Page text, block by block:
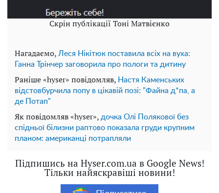
Скрін публікації Тоні Матвієнко
Нагадаємо, Леся Нікітюк поставила всіх на вуха:
Ганна Трінчер заговорила про пологи та дитину
Раніше «hyser» повідомляв, Настя Каменських
відстовбурчила попу в цікавій позі: "Файна д*па, а
де Потап"
Як повідомляв «hyser», дочка Олі Полякової без
спідньої білизни раптово показала груди крупним
планом: американці потрапляли
Підпишись на Hyser.com.ua в Google News!
Тільки найяскравіші новини!